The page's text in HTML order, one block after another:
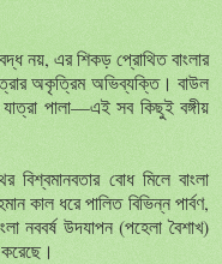
নয়, এর শিকড় প্রোথিত বাংলার
অকৃত্রিম অভিব্যক্তি। বাউল
যাত্রা পালা—এই সব কিছুই বঙ্গীয়
বিশ্বমানবতার বোধ মিলে বাংলা
কাল ধরে পালিত বিভিন্ন পার্বণ,
নববর্ষ উদযাপন (পহেলা বৈশাখ)